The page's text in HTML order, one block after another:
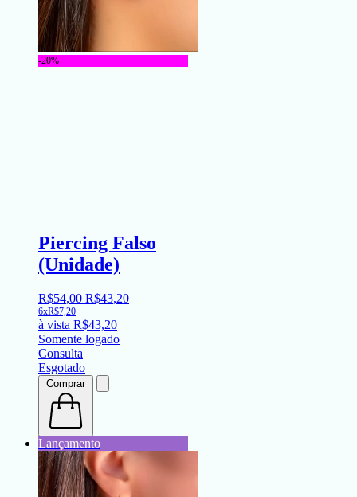
-20%
Piercing Falso
(Unidade)
R$54,00 R$43,20
6xR$7,20
à vista R$43,20
Somente logado
Consulta
Esgotado
Comprar